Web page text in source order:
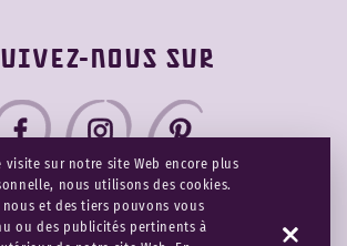
nous sur
responsabilité Déclaration de
visite sur notre site Web encore plus
nous utilisons des cookies.
nous et des tiers pouvons vous
ou des publicités pertinents à